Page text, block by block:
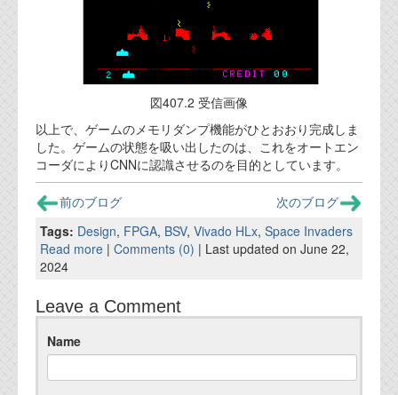
図407.2 受信画像
以上で、ゲームのメモリダンプ機能がひとおおり完成しま
した。ゲームの状態を吸い出したのは、これをオートエン
コーダによりCNNに認識させるのを目的としています。
前のブログ
次のブログ
Tags: Design, FPGA, BSV, Vivado HLx, Space Invaders
Read more | Comments (0) | Last updated on June 22,
2024
Leave a Comment
Name